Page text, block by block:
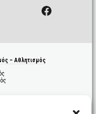
Facebook
– Αθλητισμός